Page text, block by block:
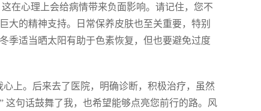
在心理上会给病情带来负面影响。请记住，您不
大的精神支持。日常保养皮肤也至关重要，特别
季适当晒太阳有助于色素恢复，但也要避免过度
上。后来去了医院，明确诊断，积极治疗，虽然
句话鼓舞了我，也希望能够点亮您前行的路。风